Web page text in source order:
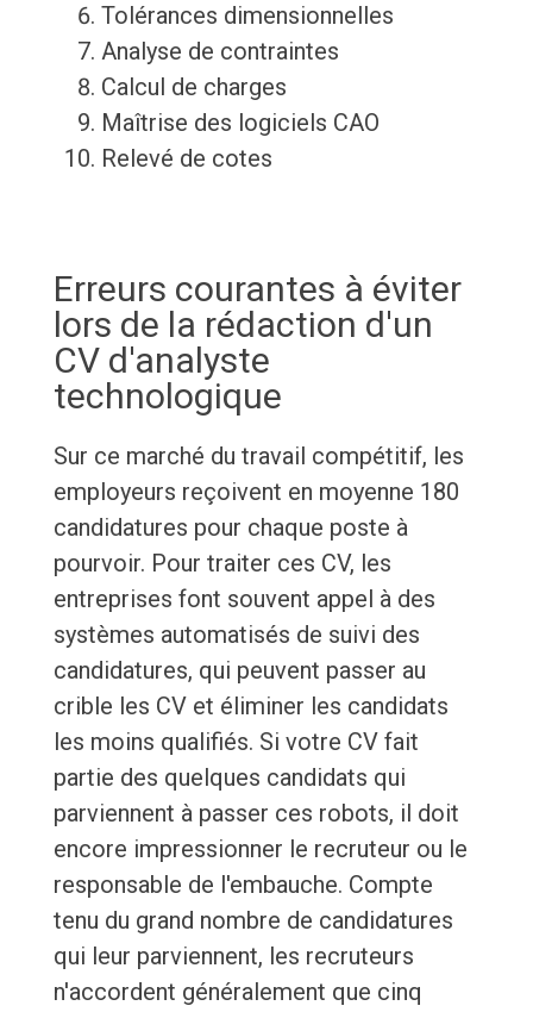
Tolérances dimensionnelles
Analyse de contraintes
Calcul de charges
Maîtrise des logiciels CAO
Relevé de cotes
Erreurs courantes à éviter
lors de la rédaction d'un
CV d'analyste
technologique
Sur ce marché du travail compétitif, les
employeurs reçoivent en moyenne 180
candidatures pour chaque poste à
pourvoir. Pour traiter ces CV, les
entreprises font souvent appel à des
systèmes automatisés de suivi des
candidatures, qui peuvent passer au
crible les CV et éliminer les candidats
les moins qualifiés. Si votre CV fait
partie des quelques candidats qui
parviennent à passer ces robots, il doit
encore impressionner le recruteur ou le
responsable de l'embauche. Compte
tenu du grand nombre de candidatures
qui leur parviennent, les recruteurs
n'accordent généralement que cinq